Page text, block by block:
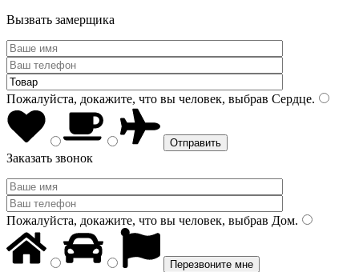
Вызвать замерщика
Пожалуйста, докажите, что вы человек, выбрав Сердце.
Заказать звонок
Пожалуйста, докажите, что вы человек, выбрав Дом.